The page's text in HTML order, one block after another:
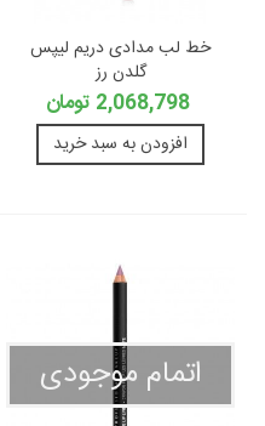
خط لب مدادی دریم لیپس
گلدن رز
2,068,798 تومان
افزودن به سبد خرید
اتمام موجودی